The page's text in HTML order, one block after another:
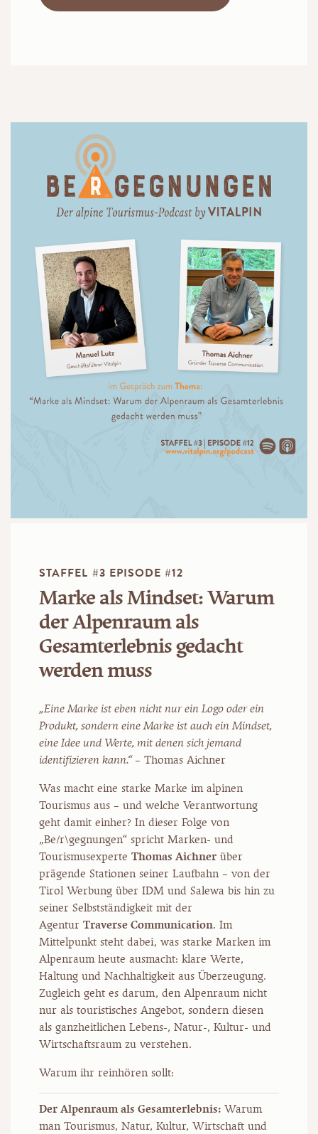
STAFFEL #3 EPISODE #12
Marke als Mindset: Warum
der Alpenraum als
Gesamterlebnis gedacht
werden muss
„Eine Marke ist eben nicht nur ein Logo oder ein
Produkt, sondern eine Marke ist auch ein Mindset,
eine Idee und Werte, mit denen sich jemand
identifizieren kann.“ – Thomas Aichner
Was macht eine starke Marke im alpinen
Tourismus aus – und welche Verantwortung
geht damit einher? In dieser Folge von
„Be/r\gegnungen“ spricht Marken- und
Tourismusexperte Thomas Aichner über
prägende Stationen seiner Laufbahn – von der
Tirol Werbung über IDM und Salewa bis hin zu
seiner Selbstständigkeit mit der
Agentur Traverse Communication. Im
Mittelpunkt steht dabei, was starke Marken im
Alpenraum heute ausmacht: klare Werte,
Haltung und Nachhaltigkeit aus Überzeugung.
Zugleich geht es darum, den Alpenraum nicht
nur als touristisches Angebot, sondern diesen
als ganzheitlichen Lebens-, Natur-, Kultur- und
Wirtschaftsraum zu verstehen.
Warum ihr reinhören sollt:
Der Alpenraum als Gesamterlebnis: Warum
man Tourismus, Natur, Kultur, Wirtschaft und